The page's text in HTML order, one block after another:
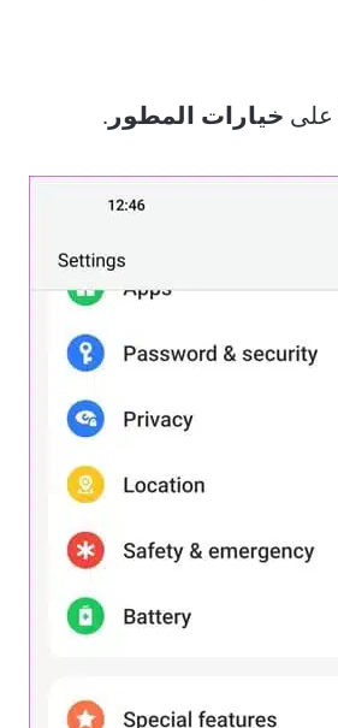
خيارات المطور .